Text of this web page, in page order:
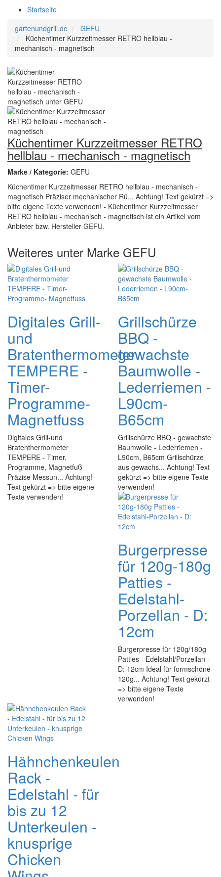
Startseite
gartenundgrill.de
GEFU
Küchentimer Kurzzeitmesser RETRO hellblau -
mechanisch - magnetisch
Küchentimer Kurzzeitmesser RETRO
hellblau - mechanisch - magnetisch
Marke / Kategorie: GEFU
Küchentimer Kurzzeitmesser RETRO hellblau - mechanisch -
magnetisch Präziser mechanischer Rü... Achtung! Text gekürzt =>
bitte eigene Texte verwenden! - Küchentimer Kurzzeitmesser
RETRO hellblau - mechanisch - magnetisch ist ein Artikel vom
Anbieter bzw. Hersteller GEFU.
Weiteres unter Marke GEFU
Digitales Grill-
und
Bratenthermometer
TEMPERE -
Timer-
Programme-
Magnetfuss
Digitales Grill-und
Bratenthermometer
TEMPERE - Timer,
Programme, Magnetfuß
Präzise Messun... Achtung!
Text gekürzt => bitte eigene
Texte verwenden!
Grillschürze
BBQ -
gewachste
Baumwolle -
Lederriemen -
L90cm-
B65cm
Grillschürze BBQ - gewachste
Baumwolle - Lederriemen -
L90cm, B65cm Grillschürze
aus gewachs... Achtung! Text
gekürzt => bitte eigene Texte
verwenden!
Burgerpresse
für 120g-180g
Patties -
Edelstahl-
Porzellan - D:
12cm
Burgerpresse für 120g/180g
Patties - Edelstahl/Porzellan -
D: 12cm Ideal für formschöne
120g... Achtung! Text gekürzt
=> bitte eigene Texte
verwenden!
Hähnchenkeulen
Rack -
Edelstahl - für
bis zu 12
Unterkeulen -
knusprige
Chicken